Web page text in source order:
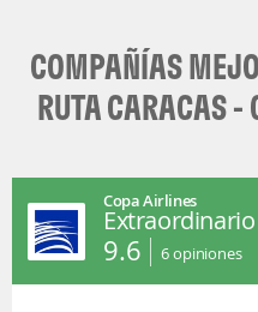
COMPAÑÍAS
RUTA CARACAS
Copa Airlines
Extraordinario
9.6 6opiniones